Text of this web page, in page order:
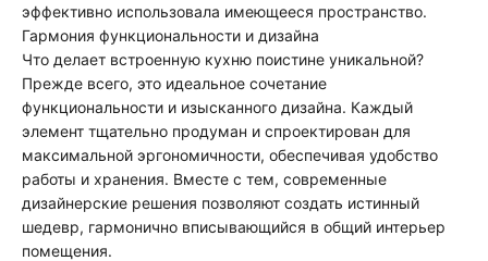
эффективно использовала имеющееся пространство.
Гармония функциональности и дизайна
Что делает встроенную кухню поистине уникальной?
Прежде всего, это идеальное сочетание
функциональности и изысканного дизайна. Каждый
элемент тщательно продуман и спроектирован для
максимальной эргономичности, обеспечивая удобство
работы и хранения. Вместе с тем, современные
дизайнерские решения позволяют создать истинный
шедевр, гармонично вписывающийся в общий интерьер
помещения.